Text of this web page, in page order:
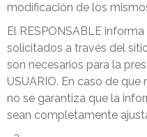
modificación de los
El RESPONSABLE
solicitados a través del
son necesarios para la
USUARIO. En caso de
no se garantiza que la
sean completamente